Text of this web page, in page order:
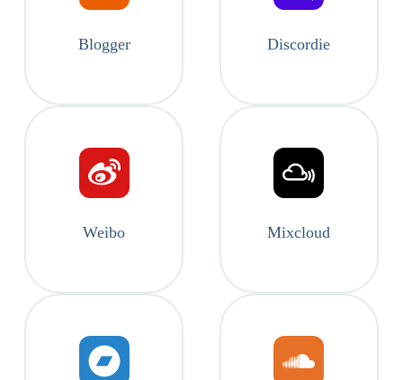
Blogger Discordie
Weibo Mixcloud